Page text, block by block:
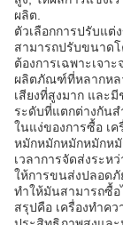
ผลิต.
ตัวเลือกการปรับแต่
สามารถปรับขนาด
ต้องการเฉพาะเจา
ผลิตภัณฑ์ที่หลากหล
เสียงที่สูงมาก และ
ระดับที่แตกต่างกัน
ในแง่ของการซื้อ เ
หมักหมักหมักหมักห
เวลาการจัดส่งระห
ให้การขนส่งปลอด
ทําให้มันสามารถซื้อ
สรุปคือ เครื่องทําค